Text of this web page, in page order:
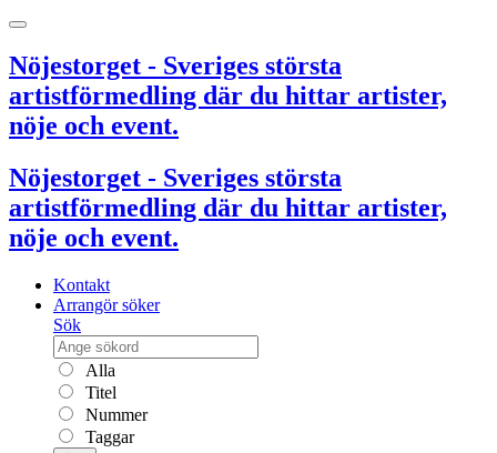
Nöjestorget - Sveriges största
artistförmedling där du hittar artister,
nöje och event.
Nöjestorget - Sveriges största
artistförmedling där du hittar artister,
nöje och event.
Kontakt
Arrangör söker
Sök
Alla
Titel
Nummer
Taggar